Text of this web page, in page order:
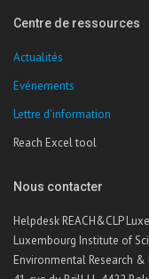
Centre de ressources
Actualités
Evénements
Lettre d'information
Reach Excel tool
Nous contacter
Helpdesk REACH&CLP
Luxembourg Institute of
Environmental Research